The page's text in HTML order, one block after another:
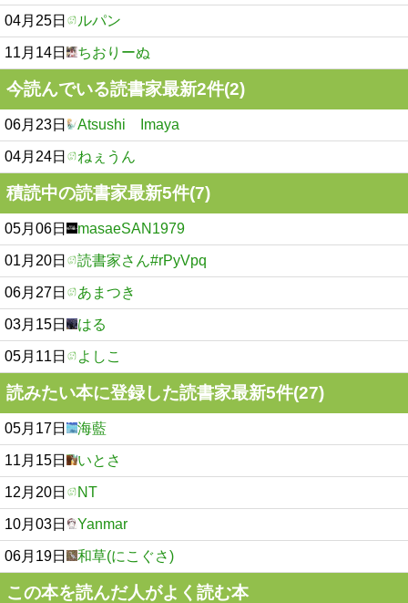
04月25日 ルパン
11月14日 ちおりーぬ
今読んでいる読書家最新2件(2)
06月23日 Atsushi Imaya
04月24日 ねぇうん
積読中の読書家最新5件(7)
05月06日 masaeSAN1979
01月20日 読書家さん#rPyVpq
06月27日 あまつき
03月15日 はる
05月11日 よしこ
読みたい本に登録した読書家最新5件(27)
05月17日 海藍
11月15日 いとさ
12月20日 NT
10月03日 Yanmar
06月19日 和草(にこぐさ)
この本を読んだ人がよく読む本